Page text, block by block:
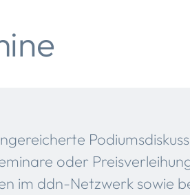
oder
im ddn-Netzwerk sowie